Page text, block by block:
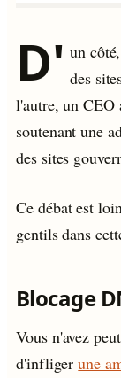
D' un
des
l'autre, un CEO
soutenant une
des sites
Ce débat est
gentils dans
Blocage
Vous n'avez
d'infligerune